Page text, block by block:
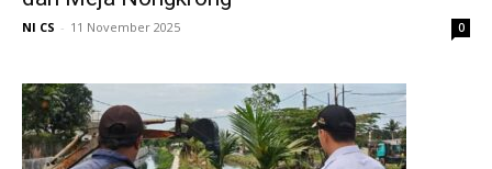
NI CS - 11 November 2025 0